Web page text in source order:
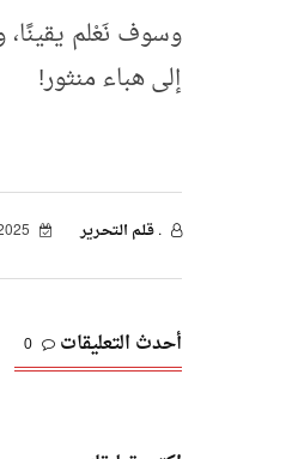
وسوف نَعْلم يقينًا،
إلى هباء منثور!
. قـلـم الـتحـرير
أحدث التعليقات 0